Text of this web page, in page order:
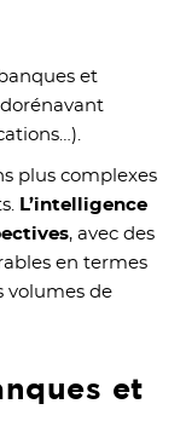
et
plus complexes
L’intelligence
, avec des
en termes
volumes de
et